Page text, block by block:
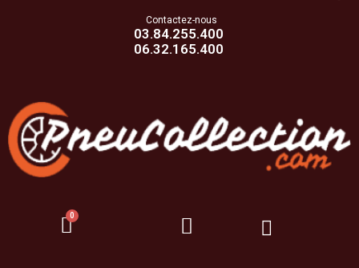
Contactez-nous
03.84.255.400
06.32.165.400